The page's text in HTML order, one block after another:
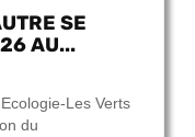
SE
AU...
Les Verts
du